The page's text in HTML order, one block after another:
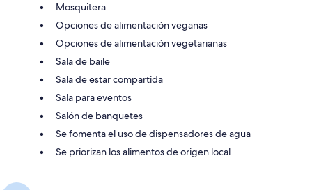
Mosquitera
Opciones de alimentación veganas
Opciones de alimentación vegetarianas
Sala de baile
Sala de estar compartida
Sala para eventos
Salón de banquetes
Se fomenta el uso de dispensadores de agua
Se priorizan los alimentos de origen local